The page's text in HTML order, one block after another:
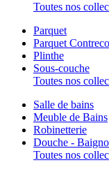
Toutes nos
Parquet
Parquet
Plinthe
Sous-couche
Toutes nos
Salle de bains
Meuble de Bains
Robinetterie
Douche -
Toutes nos